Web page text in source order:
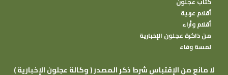
أقلام عربية
أقلام وأراء
من ذاكرة عجلون الإخبارية
لمسة وفاء
( وكالة عجلون الإخبارية ) لا مانع من الإقتباس شرط ذكر المصدر